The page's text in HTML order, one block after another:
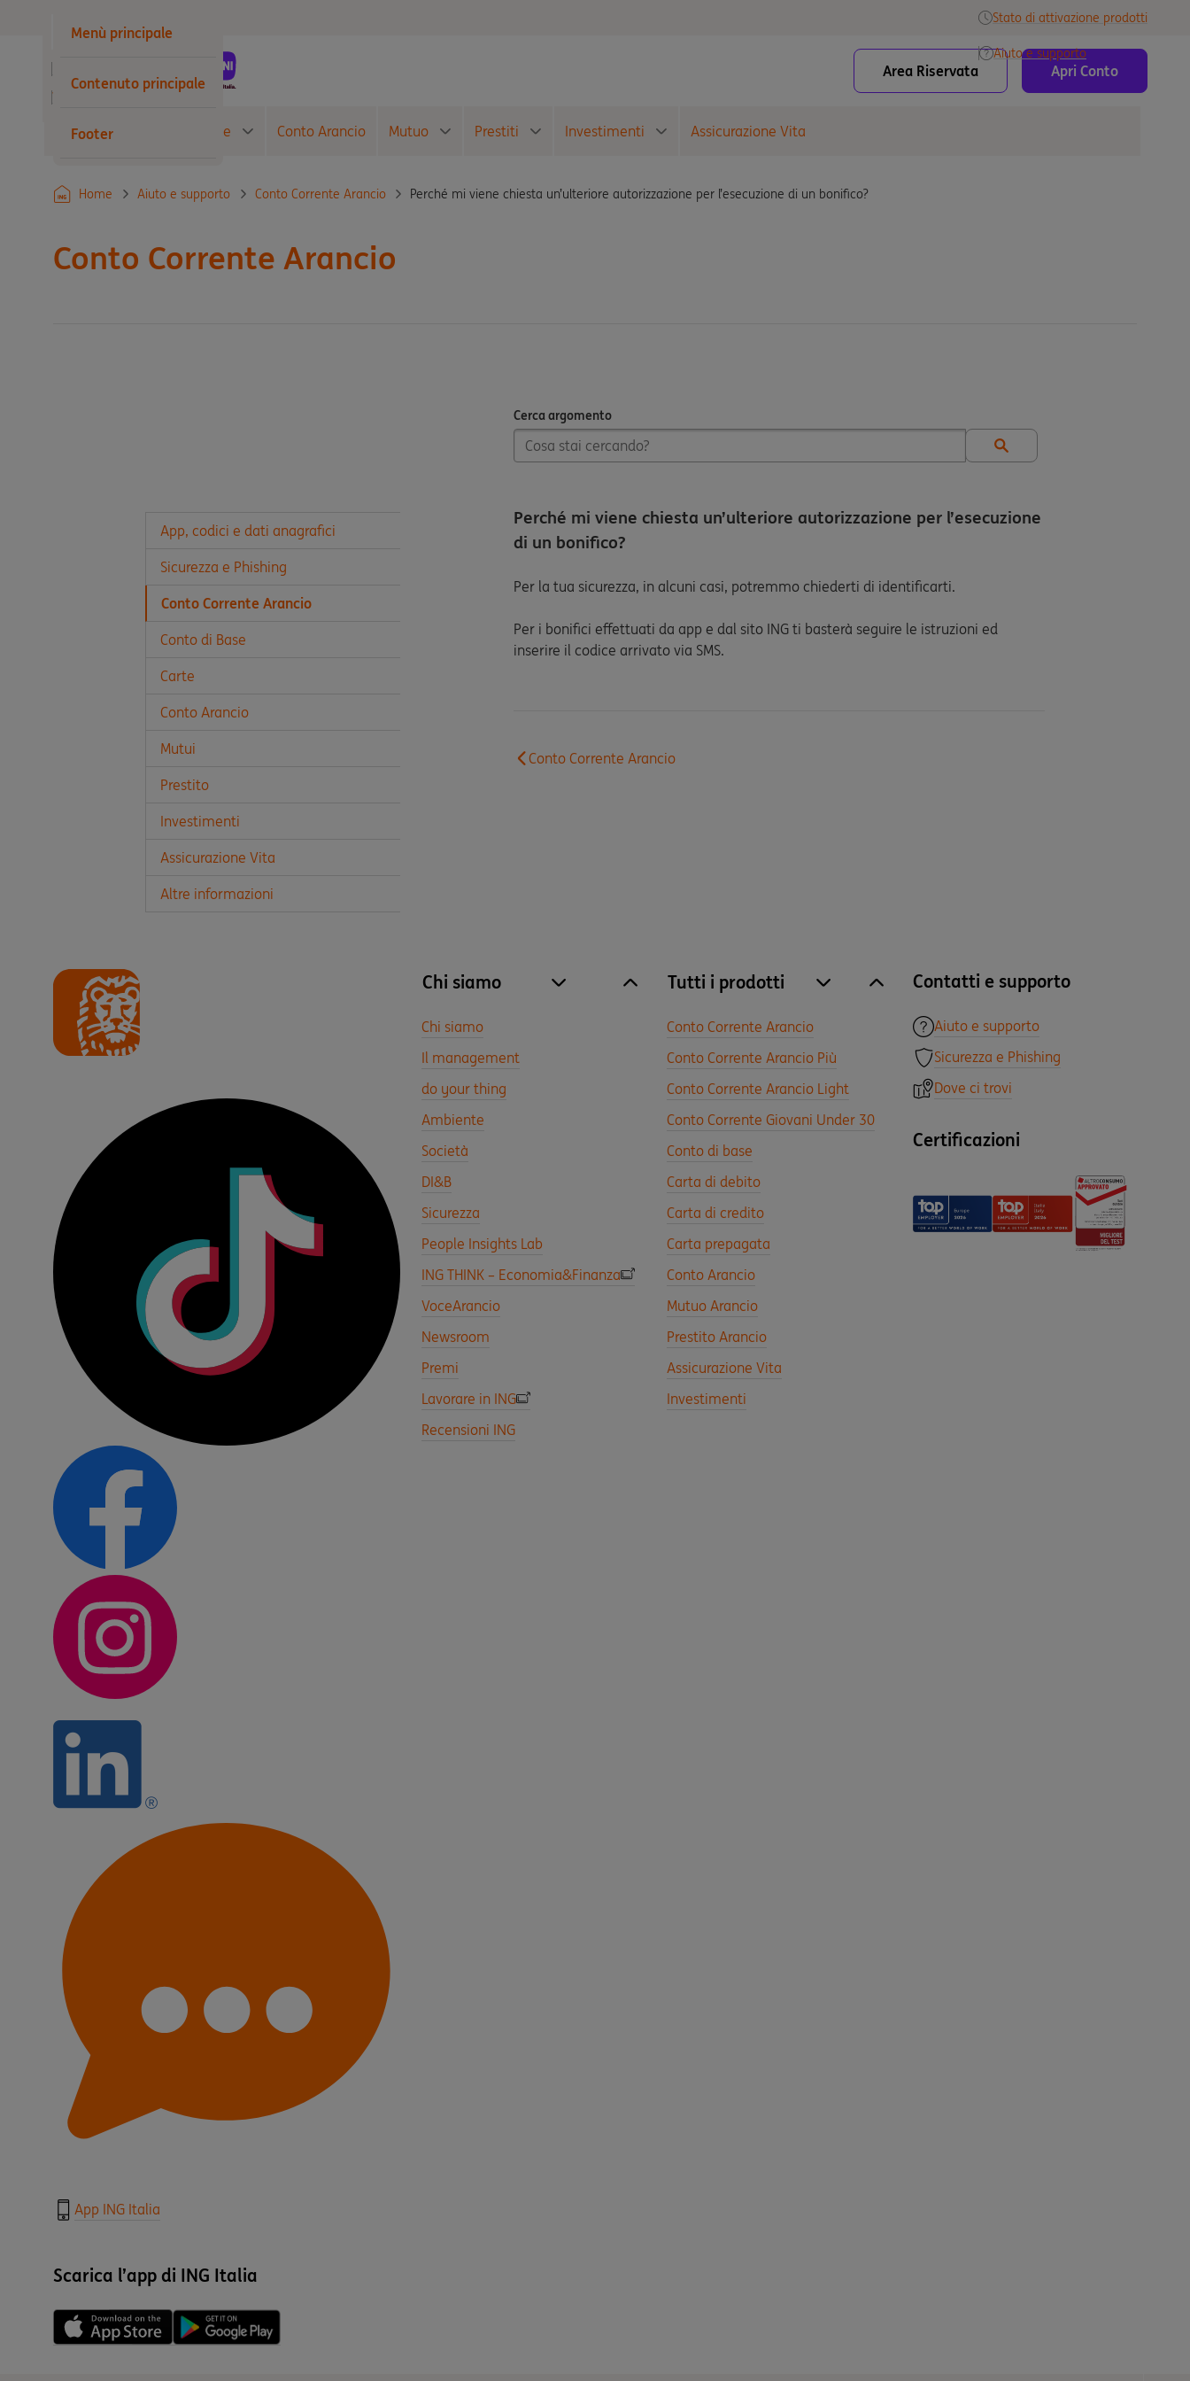
Menù principale
Contenuto principale
Footer
Privati
Wholesale
Stato di attivazione prodotti
Aiuto e supporto
Area Riservata Apri Conto
Conto Corrente Carte Conto Arancio Mutuo Prestiti Investimenti Assicurazione Vita
Home Aiuto e supporto Conto Corrente Arancio Perché mi viene chiesta un’ulteriore autorizzazione per l’esecuzione di un bonifico?
Conto Corrente Arancio
App, codici e dati anagrafici
Sicurezza e Phishing
Conto Corrente Arancio
Conto di Base
Carte
Conto Arancio
Mutui
Prestito
Investimenti
Assicurazione Vita
Altre informazioni
Cerca argomento
Cerca argomento
Perché mi viene chiesta un’ulteriore autorizzazione per l’esecuzione
di un bonifico?
Per la tua sicurezza, in alcuni casi, potremmo chiederti di identificarti.
Per i bonifici effettuati da app e dal sito ING ti basterà seguire le istruzioni ed
inserire il codice arrivato via SMS.
Conto Corrente Arancio
App ING Italia
Scarica l’app di ING Italia
Chi siamo site.accordion.apri [it-IT] Chi siamo
Chiudi Chi siamo
Chi siamo
Il management
do your thing
Ambiente
Società
DI&B
Sicurezza
People Insights Lab
ING THINK – Economia&Finanza
VoceArancio
Newsroom
Premi
Lavorare in ING
Recensioni ING
Tutti i prodotti site.accordion.apri [it-IT] Tutti i prodotti
Chiudi Tutti i prodotti
Conto Corrente Arancio
Conto Corrente Arancio Più
Conto Corrente Arancio Light
Conto Corrente Giovani Under 30
Conto di base
Carta di debito
Carta di credito
Carta prepagata
Conto Arancio
Mutuo Arancio
Prestito Arancio
Assicurazione Vita
Investimenti
Contatti e supporto
Aiuto e supporto
Sicurezza e Phishing
Dove ci trovi
Certificazioni